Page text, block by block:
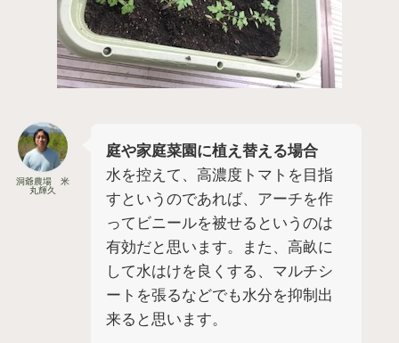
洞爺農場 米
丸輝久
庭や家庭菜園に植え替える場合
水を控えて、高濃度トマトを目指
すというのであれば、アーチを作
ってビニールを被せるというのは
有効だと思います。また、高畝に
して水はけを良くする、マルチシ
ートを張るなどでも水分を抑制出
来ると思います。